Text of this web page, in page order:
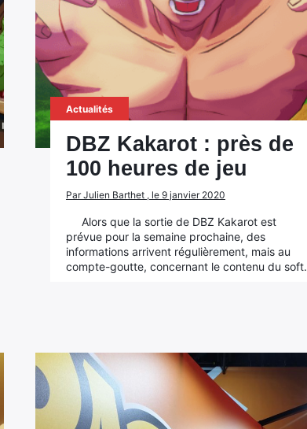
Actualités
DBZ Kakarot : près de
100 heures de jeu
Par Julien Barthet , le 9 janvier 2020
Alors que la sortie de DBZ Kakarot est
prévue pour la semaine prochaine, des
informations arrivent régulièrement, mais au
compte-goutte, concernant le contenu du soft.